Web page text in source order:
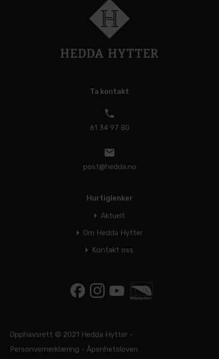
Ta kontakt
61 34 97 80
post@hedda.no
Hurtiglenker
Aktuelt
Om Hedda Hytter
Kontakt oss
Opphavsrett © 2021 Hedda Hytter -
Personvernerklæring - Åpenhetsloven